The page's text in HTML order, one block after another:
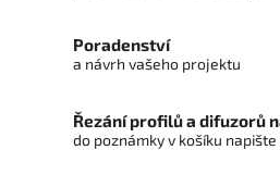
Poradenství
a návrh vašeho projektu
Řezání profilů a difuzorů
do poznámky v košíku